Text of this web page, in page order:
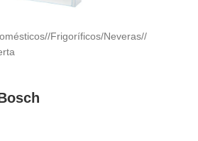
/ Frigoríficos/Neveras/